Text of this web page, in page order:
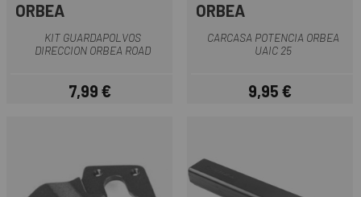
ORBEA
KIT GUARDAPOLVOS
DIRECCION ORBEA ROAD
Precio
7,99 €
ORBEA
CARCASA POTENCIA ORBEA
UAIC 25
Precio
9,95 €